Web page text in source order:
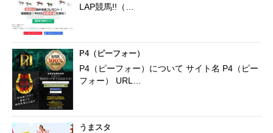
LAP競馬!!（…
P4（ピーフォー）
P4（ピーフォー）について サイト名 P4（ピー
フォー） URL…
うまスタ